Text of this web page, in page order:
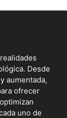
Desde
aumentada,
ofrecer
uno de